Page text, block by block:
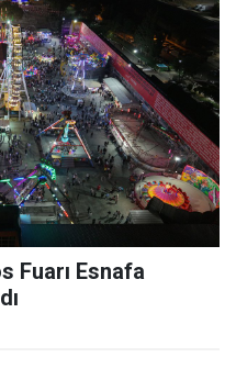
Fuarı Esnafa